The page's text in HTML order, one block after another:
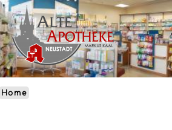
Skip
to
main
content
Home